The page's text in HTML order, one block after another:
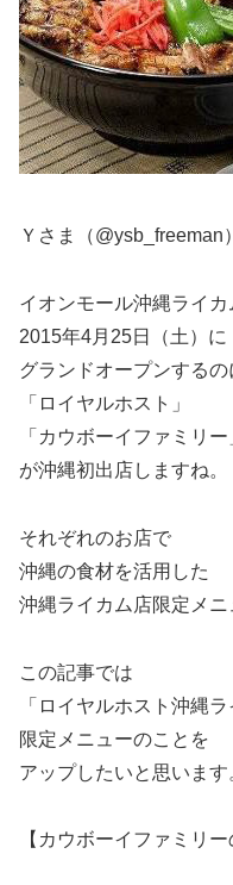
Ｙさま（@ysb_freeman
イオンモール沖縄ライカ
2015年4月25日（土）に
グランドオープンするの
「ロイヤルホスト」
「カウボーイファミリー
が沖縄初出店しますね。
それぞれのお店で
沖縄の食材を活用した
沖縄ライカム店限定メニ
この記事では
「ロイヤルホスト沖縄
限定メニューのことを
アップしたいと思います
【カウボーイファミリ